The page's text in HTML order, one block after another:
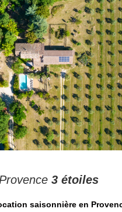
3 étoiles
saisonnière en